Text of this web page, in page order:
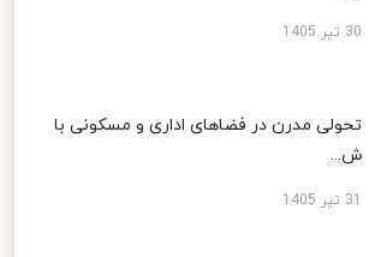
30 تیر 1405
تحولی مدرن در فضاهای اداری و مسکونی با
ش...